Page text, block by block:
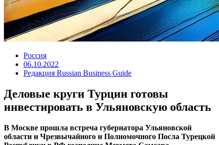
Россия
06.10.2022
Редакция Russian Business Guide
Деловые круги Турции готовы
инвестировать в Ульяновскую область
В Москве прошла встреча губернатора Ульяновской
области и Чрезвычайного и Полномочного Посла Турецкой